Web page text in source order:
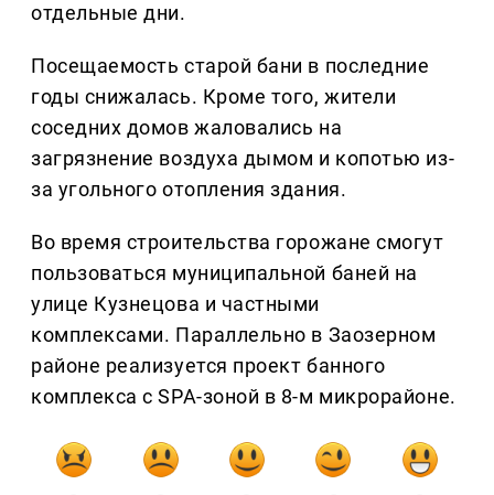
отдельные дни.
Посещаемость старой бани в последние
годы снижалась. Кроме того, жители
соседних домов жаловались на
загрязнение воздуха дымом и копотью из-
за угольного отопления здания.
Во время строительства горожане смогут
пользоваться муниципальной баней на
улице Кузнецова и частными
комплексами. Параллельно в Заозерном
районе реализуется проект банного
комплекса с SPA-зоной в 8-м микрорайоне.